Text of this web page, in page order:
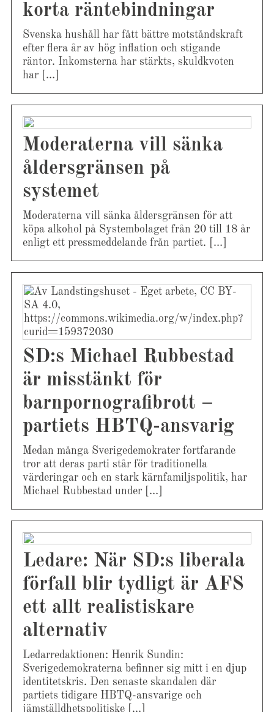
korta räntebindningar
Svenska hushåll har fått bättre motståndskraft
efter flera år av hög inflation och stigande
räntor. Inkomsterna har stärkts, skuldkvoten
har […]
Moderaterna vill sänka
åldersgränsen på
systemet
Moderaterna vill sänka åldersgränsen för att
köpa alkohol på Systembolaget från 20 till 18 år
enligt ett pressmeddelande från partiet. […]
SD:s Michael Rubbestad
är misstänkt för
barnpornografibrott –
partiets HBTQ-ansvarig
Medan många Sverigedemokrater fortfarande
tror att deras parti står för traditionella
värderingar och en stark kärnfamiljspolitik, har
Michael Rubbestad under […]
Ledare: När SD:s liberala
förfall blir tydligt är AFS
ett allt realistiskare
alternativ
Ledarredaktionen: Henrik Sundin:
Sverigedemokraterna befinner sig mitt i en djup
identitetskris. Den senaste skandalen där
partiets tidigare HBTQ-ansvarige och
jämställdhetspolitiske […]